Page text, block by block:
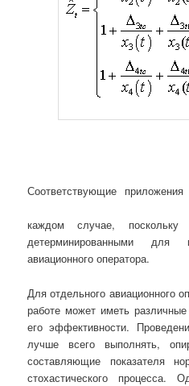
Соответствующие приложения
каждом случае, поскольку
детерминированными
авиационного оператора.
Для отдельного авиационного
работе может иметь
его эффективности.
лучше всего выполнять,
составляющие показателя
стохастического процесса.